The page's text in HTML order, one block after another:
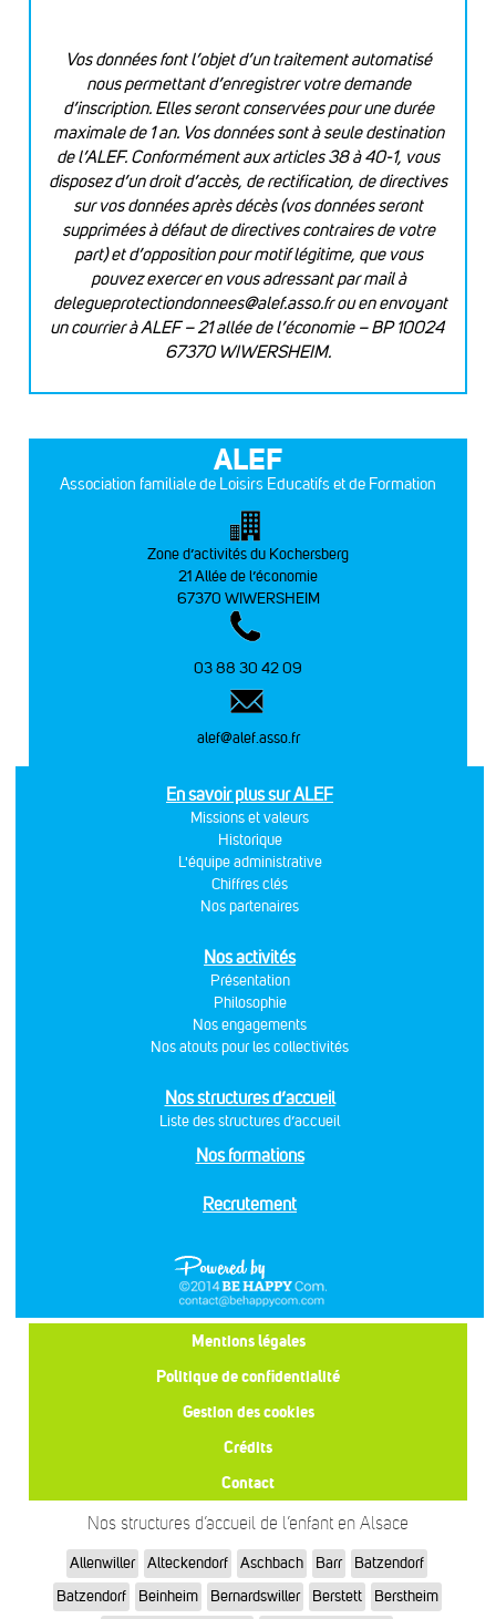
Vos données font l’objet d’un traitement automatisé
nous permettant d’enregistrer votre demande
d’inscription. Elles seront conservées pour une durée
maximale de 1 an. Vos données sont à seule destination
de l’ALEF. Conformément aux articles 38 à 40-1, vous
disposez d’un droit d’accès, de rectification, de directives
sur vos données après décès (vos données seront
supprimées à défaut de directives contraires de votre
part) et d’opposition pour motif légitime, que vous
pouvez exercer en vous adressant par mail à
delegueprotectiondonnees@alef.asso.frou en envoyant
un courrier à ALEF – 21 allée de l’économie – BP 10024
67370 WIWERSHEIM.
ALEF
Association familiale de Loisirs Educatifs et de Formation
Zone d’activités du Kochersberg
21 Allée de l’économie
67370 WIWERSHEIM
03 88 30 42 09
alef@alef.asso.fr
En savoir plus sur ALEF
Missions et valeurs
Historique
L'équipe administrative
Chiffres clés
Nos partenaires
Nos activités
Présentation
Philosophie
Nos engagements
Nos atouts pour les collectivités
Nos structures d’accueil
Liste des structures d’accueil
Nos formations
Recrutement
Mentions légales
Politique de confidentialité
Gestion des cookies
Crédits
Contact
Nos structures d’accueil de l’enfant en Alsace
Allenwiller Alteckendorf Aschbach Barr
Batzendorf
Batzendorf
Beinheim Bernardswiller Berstett
Berstheim